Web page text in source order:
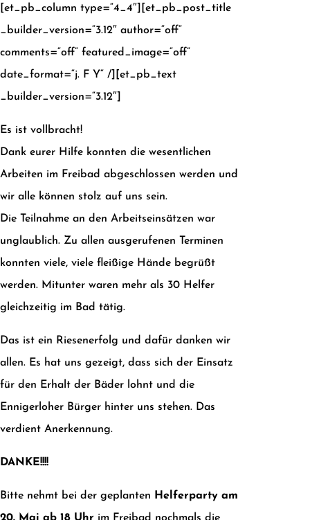
[et_pb_column type=“4_4″][et_pb_post_title
_builder_version=“3.12″ author=“off“
comments=“off“ featured_image=“off“
date_format=“j. F Y“ /][et_pb_text
_builder_version=“3.12″]
Es ist vollbracht!
Dank eurer Hilfe konnten die wesentlichen
Arbeiten im Freibad abgeschlossen werden und
wir alle können stolz auf uns sein.
Die Teilnahme an den Arbeitseinsätzen war
unglaublich. Zu allen ausgerufenen Terminen
konnten viele, viele fleißige Hände begrüßt
werden. Mitunter waren mehr als 30 Helfer
gleichzeitig im Bad tätig.
Das ist ein Riesenerfolg und dafür danken wir
allen. Es hat uns gezeigt, dass sich der Einsatz
für den Erhalt der Bäder lohnt und die
Ennigerloher Bürger hinter uns stehen. Das
verdient Anerkennung.
DANKE!!!!
Bitte nehmt bei der geplanten Helferparty am